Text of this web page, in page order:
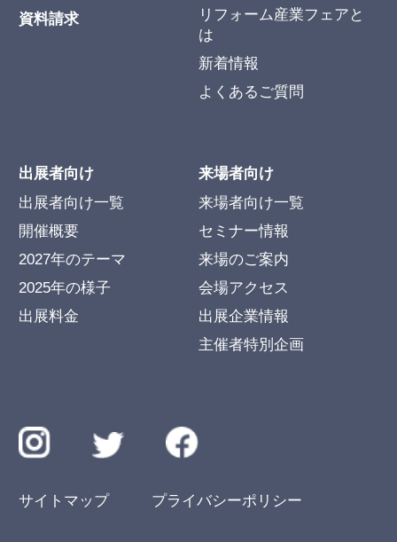
資料請求
リフォーム産業フェアと
は
新着情報
よくあるご質問
出展者向け
出展者向け一覧
開催概要
2027年のテーマ
2025年の様子
出展料金
来場者向け
来場者向け一覧
セミナー情報
来場のご案内
会場アクセス
出展企業情報
主催者特別企画
サイトマップ プライバシーポリシー